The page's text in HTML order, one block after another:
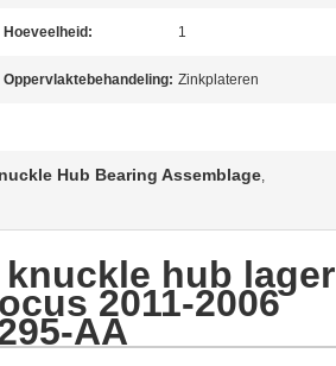
Hoeveelheid: 1
Oppervlaktebehandeling: Zinkplateren
Hub Bearing Assemblage,
hub lager
2011-2006
AA